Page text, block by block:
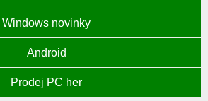
Windows novinky
Android
Prodej PC her